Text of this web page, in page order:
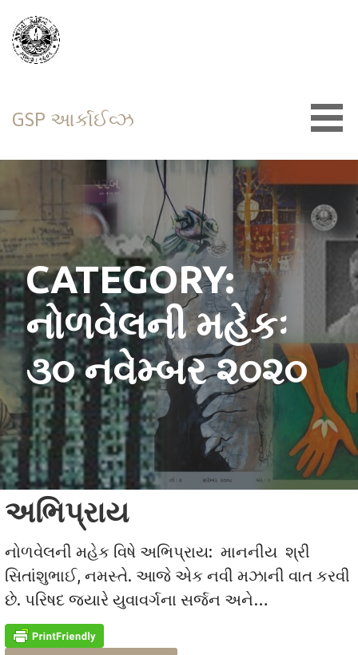
content
GSP આર્કાઈવ્ઝ
CATEGORY:
નોળવેલની મહેકઃ
૩૦ નવેમ્બર ૨૦૨૦
અભિપ્રાય
નોળવેલની મહેક વિષે અભિપ્રાય: માનનીય શ્રી
સિતાંશુભાઈ, નમસ્તે. આજે એક નવી મઝાની વાત કરવી
છે. પરિષદ જ્યારે યુવાવર્ગના સર્જન અને…